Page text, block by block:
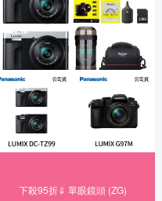
下殺95折⇓ 單眼鏡頭 (ZG)